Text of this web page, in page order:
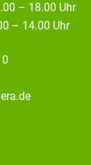
– 18.00 Uhr
– 14.00 Uhr